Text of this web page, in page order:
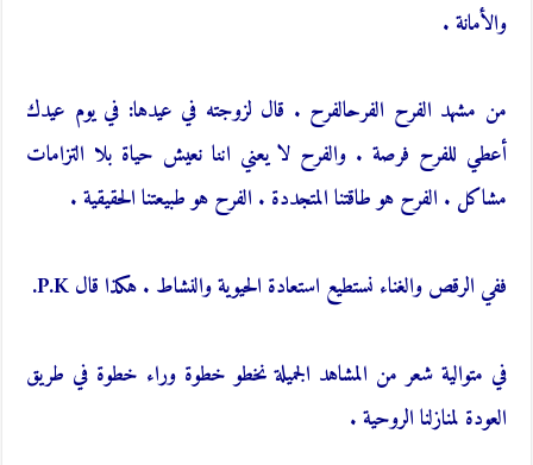
والأمانة .
من مشهد الفرح الفرحالفرح . قال لزوجته في عيدها: في يوم عيدك
أعطي للفرح فرصة . والفرح لا يعني اننا نعيش حياة بلا التزامات
مشاكل . الفرح هو طاقتنا المتجددة . الفرح هو طبيعتنا الحقيقية .
ففي الرقص والغناء نستطيع استعادة الحيوية والنشاط . هكذا قال P.K.
في متوالية شعر من المشاهد الجميلة نخطو خطوة وراء خطوة في طريق
العودة لمنازلنا الروحية .